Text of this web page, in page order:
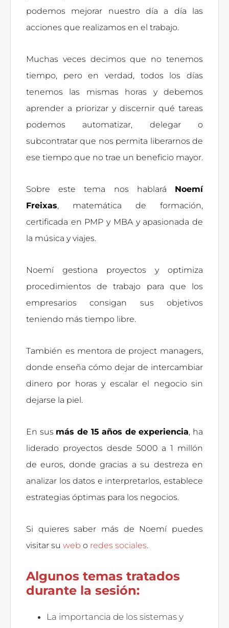
podemos mejorar nuestro día a día las
acciones que realizamos en el trabajo.
Muchas veces decimos que no tenemos
tiempo, pero en verdad, todos los días
tenemos las mismas horas y debemos
aprender a priorizar y discernir qué tareas
podemos automatizar, delegar o
subcontratar que nos permita liberarnos de
ese tiempo que no trae un beneficio mayor.
Sobre este tema nos hablará Noemí
Freixas, matemática de formación,
certificada en PMP y MBA y apasionada de
la música y viajes.
Noemí gestiona proyectos y optimiza
procedimientos de trabajo para que los
empresarios consigan sus objetivos
teniendo más tiempo libre.
También es mentora de project managers,
donde enseña cómo dejar de intercambiar
dinero por horas y escalar el negocio sin
dejarse la piel.
En sus más de 15 años de experiencia, ha
liderado proyectos desde 5000 a 1 millón
de euros, donde gracias a su destreza en
analizar los datos e interpretarlos, establece
estrategias óptimas para los negocios.
Si quieres saber más de Noemí puedes
visitar su web o redes sociales.
Algunos temas tratados
durante la sesión:
La importancia de los sistemas y